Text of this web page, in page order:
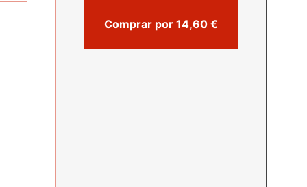
Comprar por 14,60 €